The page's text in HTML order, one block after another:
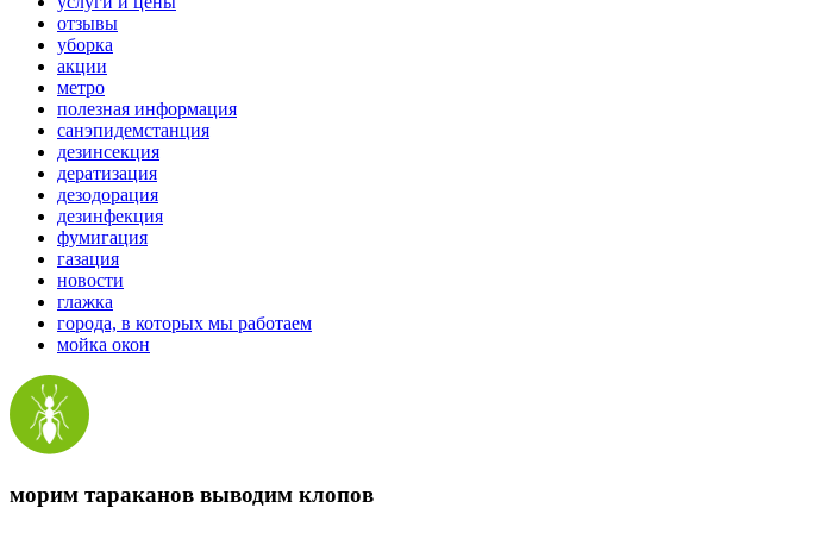
отзывы
уборка
акции
метро
полезная информация
санэпидемстанция
дезинсекция
дератизация
дезодорация
дезинфекция
фумигация
газация
новости
глажка
города, в которых мы работаем
мойка окон
морим тараканов выводим клопов